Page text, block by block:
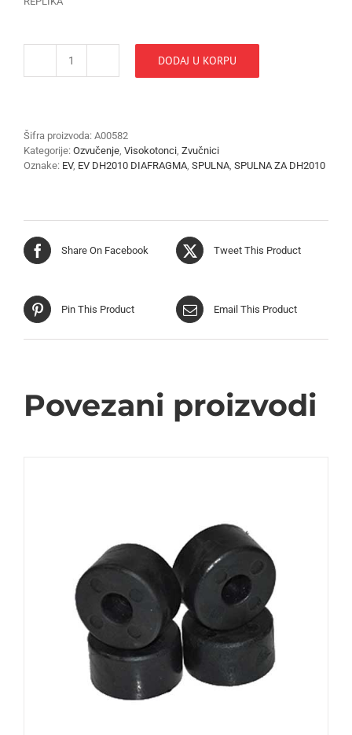
EV-
DIAFRAGMA
količina
DODAJ U KORPU
Šifra proizvoda: A00582
Kategorije: Ozvučenje, Visokotonci, Zvučnici
Oznake: EV, EV DH2010 DIAFRAGMA, SPULNA, SPULNA ZA DH2010
Share On Facebook Tweet This Product
Pin This Product Email This Product
Povezani proizvodi